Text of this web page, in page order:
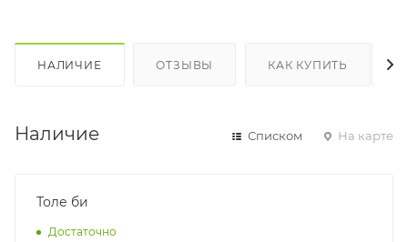
НАЛИЧИЕ ОТЗЫВЫ КАК КУПИТЬ
Наличие Списком На карте
Толе би
Достаточно